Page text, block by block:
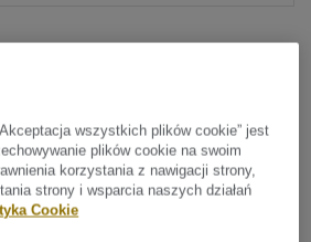
Sprawdź wszystkie wzory (372)
wszystkich plików cookie” jest
plików cookie na swoim
korzystania z nawigacji strony,
strony i wsparcia naszych działań
Cookie